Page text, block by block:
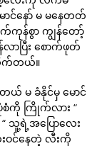
င်နော် မ မနေတတ်
ကုန်စွာ ကျွန်တော့်
ပြီး စောက်ဖုတ်
က်တယ်။
ယ် မ ခံနိုင်မှ မောင်
စံကို ကြိုက်လား “
သူ့ရဲ့အပြောလေး
ဝင်နေတဲ့ လီးကို